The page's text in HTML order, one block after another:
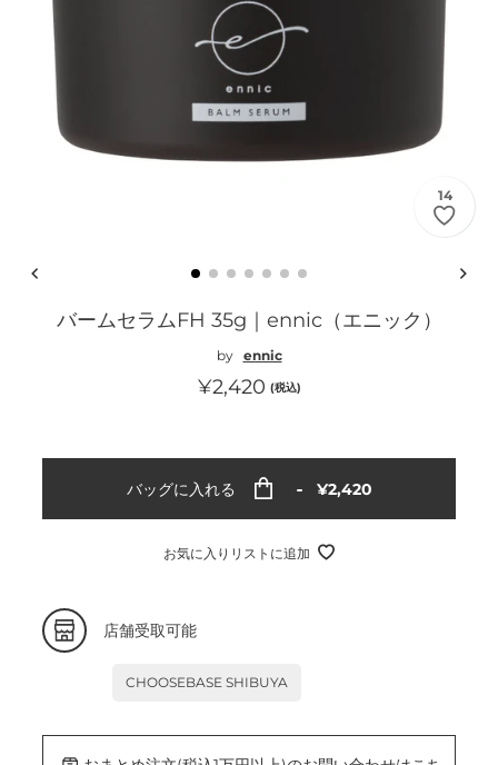
14
バームセラムFH 35g｜ennic（エニック）
by ennic
通
格
¥2,420 (税込)
バッグに入れる 通
価
¥2,420
お気に入りリストに追加
カ
ー
ト
追
店舗受取可能
CHOOSEBASE SHIBUYA